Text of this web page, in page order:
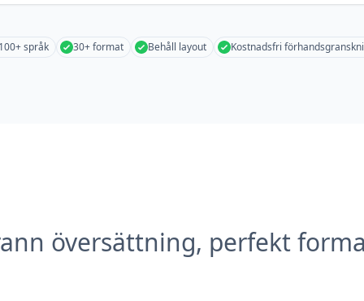
språk 30+ format Behåll layout Kostnadsfri
översättning, perfekt